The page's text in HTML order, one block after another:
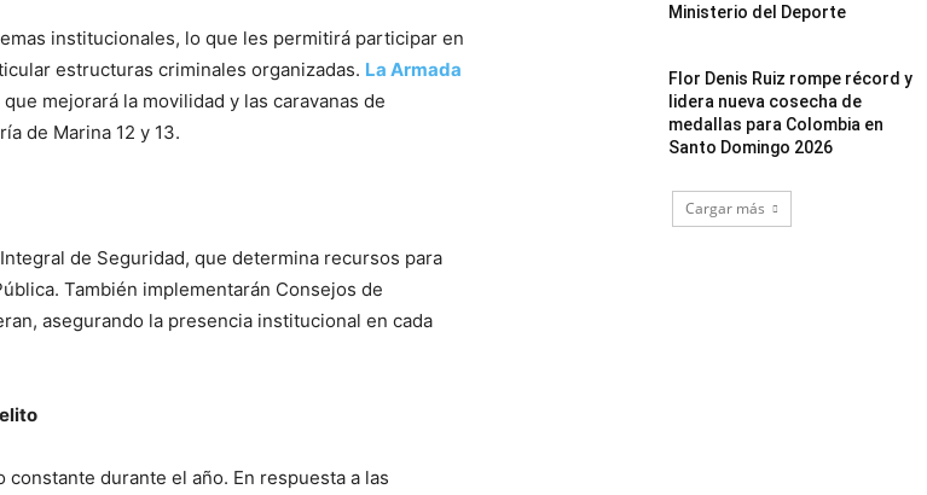
institucionales, lo que les permitirá participar en
estructuras criminales organizadas. La Armada
mejorará la movilidad y las caravanas de
de Marina 12 y 13.
de Seguridad, que determina recursos para
También implementarán Consejos de
asegurando la presencia institucional en cada
durante el año. En respuesta a las
Ministerio del Deporte
Flor Denis Ruiz rompe récord y
lidera nueva cosecha de
medallas para Colombia en
Santo Domingo 2026
Cargar más